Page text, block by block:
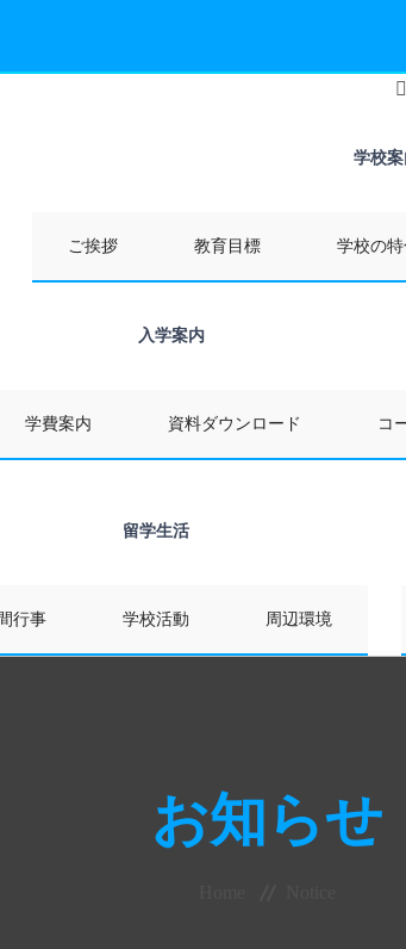
学校案
ご挨拶 教育目標 学校の特
入学案内
学費案内 資料ダウンロード コ
留学生活
行事 学校活動 周辺環境
お知らせ